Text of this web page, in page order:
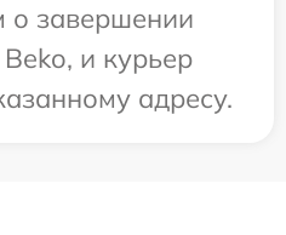
завершении
и курьер
адресу.